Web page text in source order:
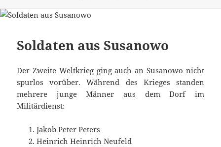
Soldaten aus Susanowo
Der Zweite Weltkrieg ging auch an Susanowo nicht
spurlos vorüber. Während des Krieges standen
mehrere junge Männer aus dem Dorf im
Militärdienst:
Jakob Peter Peters
Heinrich Heinrich Neufeld